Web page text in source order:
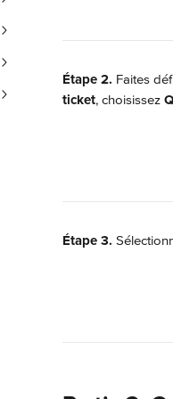
Étape 2. Faites
ticket, choisissez
Étape 3.